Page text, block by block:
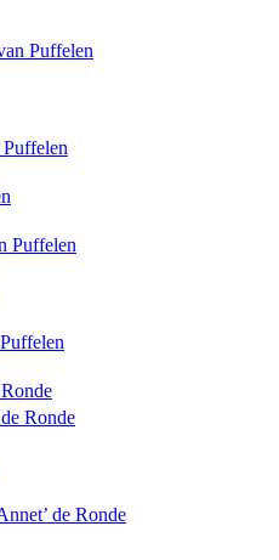
Puffelen
Puffelen
de Ronde
de Ronde